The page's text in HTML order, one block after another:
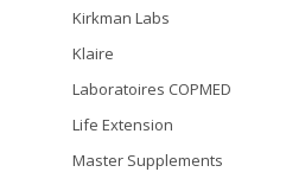
Kirkman Labs
Klaire
Laboratoires COPMED
Life Extension
Master Supplements